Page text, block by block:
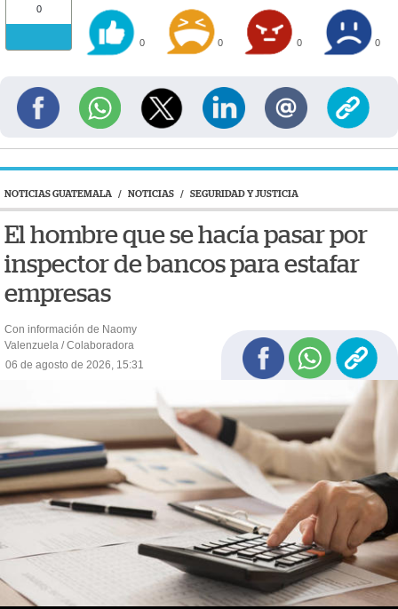
0
0 0 0 0
NOTICIAS GUATEMALA / NOTICIAS / SEGURIDAD Y JUSTICIA
El hombre que se hacía pasar por
inspector de bancos para estafar
empresas
Con información de Naomy
Valenzuela / Colaboradora
06 de agosto de 2026, 15:31